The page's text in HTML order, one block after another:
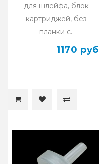
для шлейфа, блок
картриджей, без
планки с..
1170 руб